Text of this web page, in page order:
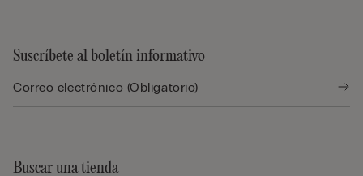
Suscríbete al boletín informativo
Buscar una tienda